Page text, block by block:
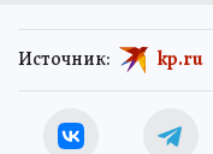
Источник: kp.ru